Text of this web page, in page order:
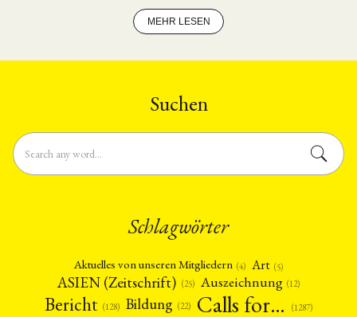
MEHR LESEN
Suchen
Schlagwörter
Aktuelles von unseren Mitgliedern (4) Art (5)
ASIEN (Zeitschrift) (25) Auszeichnung (12)
Bericht (128) Bildung (22) Calls for… (1287)